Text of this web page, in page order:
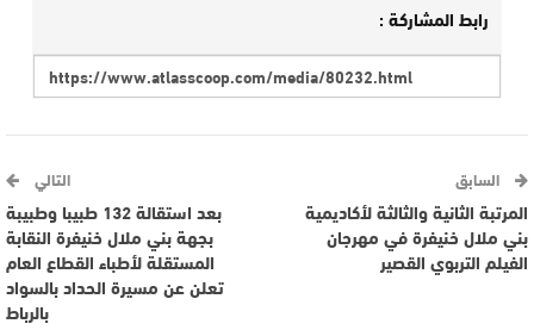
رابط المشاركة :
السابق
المرتبة الثانية والثالثة لأكاديمية
بني ملال خنيفرة في مهرجان
الفيلم التربوي القصير
التالي
بعد استقالة 132 طبيبا وطبيبة
بجهة بني ملال خنيفرة النقابة
المستقلة لأطباء القطاع العام
تعلن عن مسيرة الحداد بالسواد
بالرباط